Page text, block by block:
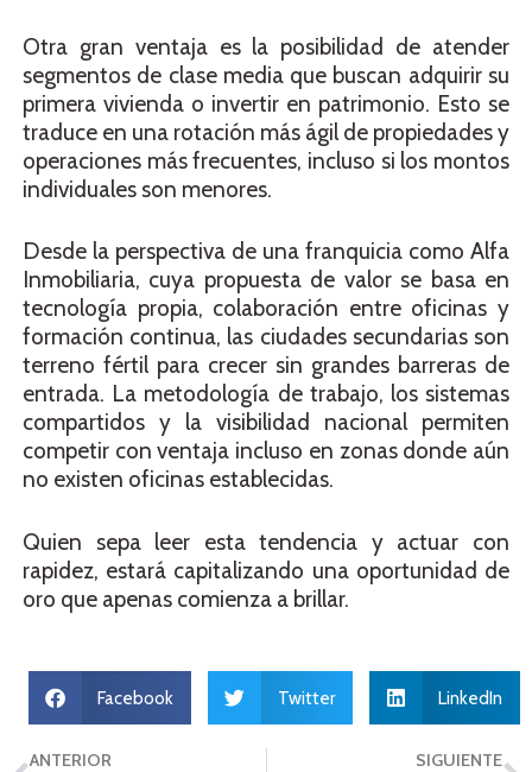
Otra gran ventaja es la posibilidad de atender
segmentos de clase media que buscan adquirir su
primera vivienda o invertir en patrimonio. Esto se
traduce en una rotación más ágil de propiedades y
operaciones más frecuentes, incluso si los montos
individuales son menores.
Desde la perspectiva de una franquicia como Alfa
Inmobiliaria, cuya propuesta de valor se basa en
tecnología propia, colaboración entre oficinas y
formación continua, las ciudades secundarias son
terreno fértil para crecer sin grandes barreras de
entrada. La metodología de trabajo, los sistemas
compartidos y la visibilidad nacional permiten
competir con ventaja incluso en zonas donde aún
no existen oficinas establecidas.
Quien sepa leer esta tendencia y actuar con
rapidez, estará capitalizando una oportunidad de
oro que apenas comienza a brillar.
Facebook Twitter LinkedIn
ANTERIOR SIGUIENTE